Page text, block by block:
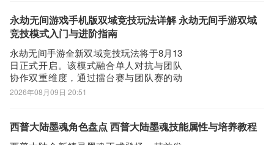
设定中，她担任模拟战区导览员，言行热
情主动，具备强烈的责任感与协作意识，
契合其技能
永劫无间游戏手机版双域竞技玩法详解 永劫无间手游双域
竞技模式入门与进阶指南
永劫无间手游全新双域竞技玩法将于8月13
日正式开启。该模式融合单人对抗与团队
协作双重维度，通过擂台赛与团队赛的动
态衔接，全面考验玩家的操作精度、战术
户端——作为国内主流游戏分发平台之
2026年08月09日 20:51
西普大陆墨魂角色盘点 西普大陆墨魂技能属性与培养教程